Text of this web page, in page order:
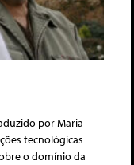
por Maria
tecnológicas
o domínio da